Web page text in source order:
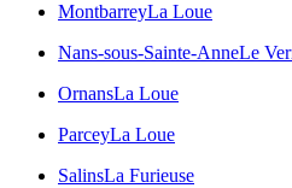
MontbarreyLa Loue
Nans-sous-Sainte-AnneLe
OrnansLa Loue
ParceyLa Loue
SalinsLa Furieuse